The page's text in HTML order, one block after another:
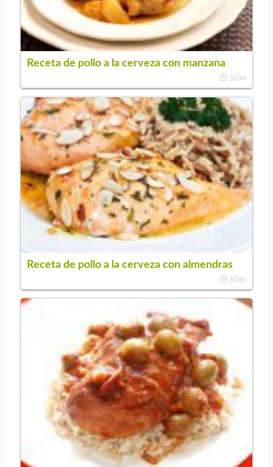
Receta de pollo a la cerveza con manzana
50m
Receta de pollo a la cerveza con almendras
50m